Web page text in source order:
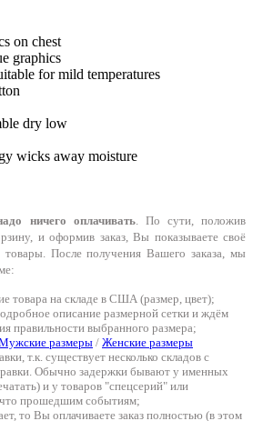
on chest
graphics
for mild temperatures
dry low
wicks away moisture
ничего оплачивать. По сути, положив
и оформив заказ, Вы показываете своё
После получения Вашего заказа, мы
товара на складе в США (размер, цвет);
описание размерной сетки и ждём
правильности выбранного размера;
размеры/ Женские размеры
т.к. существует несколько складов с
Обычно задержки бывают у именных
и у товаров "спецсерий" или
прошедшим событиям;
то Вы оплачиваете заказ полностью (в этом